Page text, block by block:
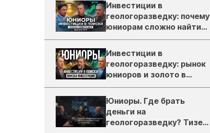
Инвестиции в
геологоразведку: почему
юниорам сложно найти
деньги
Инвестиции в
геологоразведку: рынок
юниоров и золото в
России
Юниоры. Где брать
деньги на
геологоразведку? Тизер